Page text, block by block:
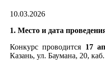
10.03.2026
1. Место и дата
Конкурс проводится 17
Казань, ул. Баумана, 20,